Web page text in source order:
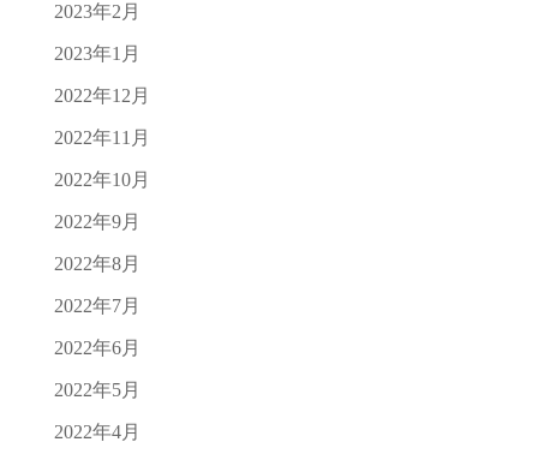
2023年2月
2023年1月
2022年12月
2022年11月
2022年10月
2022年9月
2022年8月
2022年7月
2022年6月
2022年5月
2022年4月